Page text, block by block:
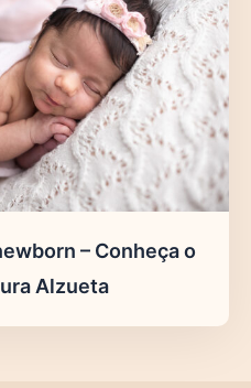
– Conheça o
Alzueta